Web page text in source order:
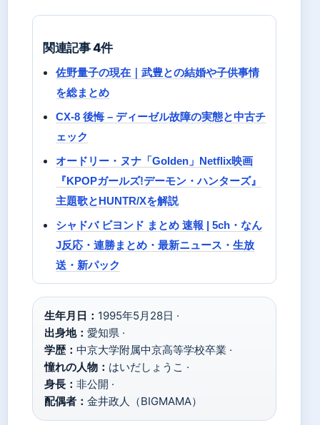
関連記事 4件
佐野量子の現在｜武豊との結婚や子供事情
を総まとめ
CX-8 後悔 – ディーゼル故障の実態と中古チ
ェック
オードリー・ヌナ「Golden」Netflix映画
『KPOPガールズ!デーモン・ハンターズ』
主題歌とHUNTR/Xを解説
シャドバ ビヨンド まとめ 速報 | 5ch・なん
J反応・連勝まとめ・最新ニュース・生放
送・新パック
生年月日： 1995年5月28日 ·
出身地： 愛知県 ·
学歴： 中京大学附属中京高等学校卒業 ·
憧れの人物： はいだしょうこ ·
身長： 非公開 ·
配偶者： 金井政人（BIGMAMA）